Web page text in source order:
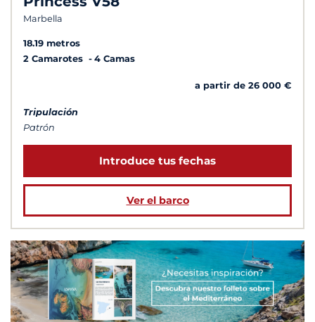
Marbella
18.19 metros
2 Camarotes
4 Camas
a partir de 26 000 €
Tripulación
Patrón
Introduce tus fechas
Ver el barco